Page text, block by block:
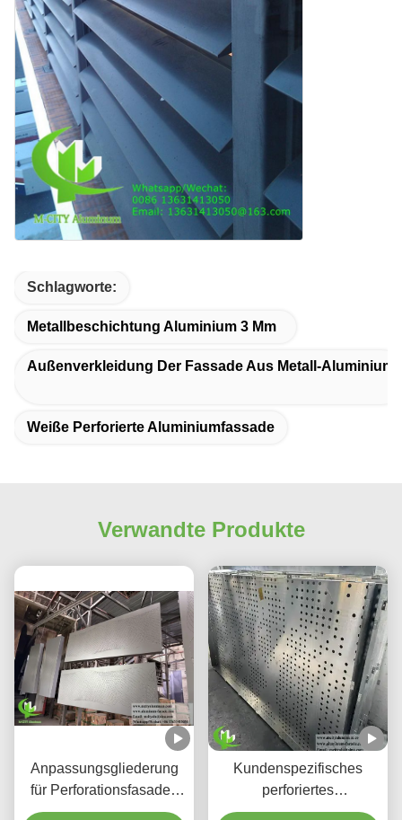
Schlagworte:
Metallbeschichtung Aluminium 3 Mm
Außenverkleidung Der Fassade Aus Metall-Aluminium
Weiße Perforierte Aluminiumfassade
Verwandte Produkte
Anpassungsgliederung
für Perforationsfasaden
aus Aluminium und
Kundenspezifisches
perforiertes
hinterleuchtetes